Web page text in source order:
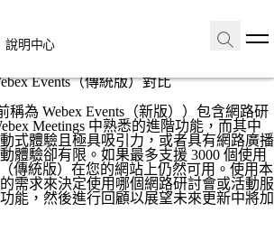
說明中心
次檢視 |
Events（傳統版）對比
稱為 Webex Events（新版））包含網路研
Meetings 中熟悉的進階功能，而其中
式體驗且極具吸引力，或者具有網路廣播
體驗卻有限。如果最多支援 3000 個使用
（傳統版）在您的網站上仍然可用。使用本
需求來決定使用哪個網路研討會或活動服
能，然後進行回顧以展望未來更新中將加